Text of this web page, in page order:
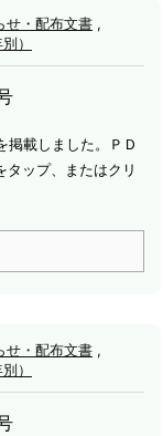
せ・配布文書 ,
）
載しました。
ＰＤ
ップ、またはクリ
せ・配布文書 ,
）